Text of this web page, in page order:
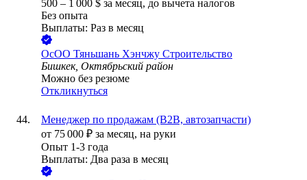
500 – 1 000 $ за месяц, до вычета налогов
Без опыта
Выплаты: Раз в месяц
ОсОО Тяньшань Хэнчжу Строительство
Бишкек, Октябрьский район
Можно без резюме
Откликнуться
Менеджер по продажам (В2В, автозапчасти)
от 75 000 ₽ за месяц, на руки
Опыт 1-3 года
Выплаты: Два раза в месяц